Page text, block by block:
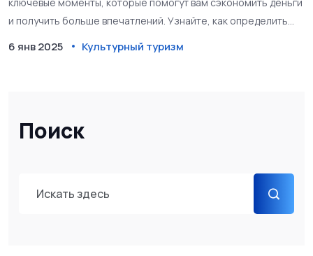
Поиск
и получить больше впечатлений. Узнайте, как определить
для успешной поездки. Дополнительно читатели смогут
6 янв 2025 Культурный туризм